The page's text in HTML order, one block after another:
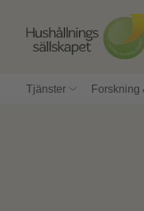
Tjänster Forskning